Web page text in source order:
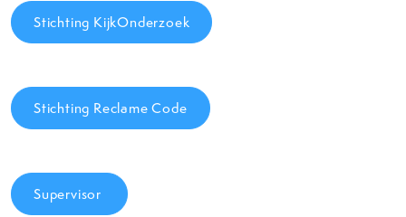
Stichting KijkOnderzoek
Stichting Reclame Code
Supervisor